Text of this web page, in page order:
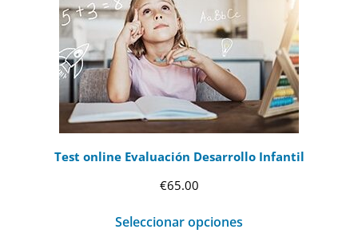
Test online Evaluación Desarrollo Infantil
€65.00
Seleccionar opciones